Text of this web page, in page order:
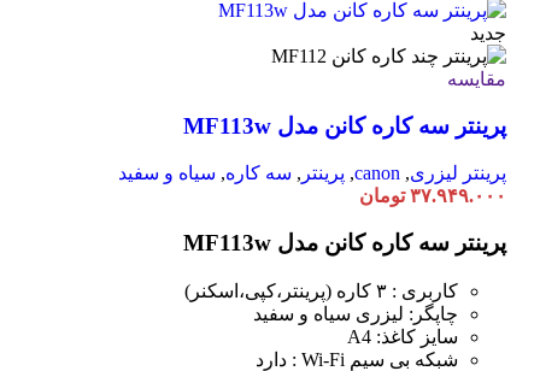
جدید
مقایسه
پرینتر سه کاره کانن مدل MF113w
پرینتر لیزری,
canon
, پرینتر , سه کاره, سیاه و سفید
۳۷.۹۴۹.۰۰۰ تومان
پرینتر سه کاره کانن مدل MF113w
کاربری : ۳ کاره (پرینتر،کپی،اسکنر)
چاپگر: لیزری سیاه و سفید
سایز کاغذ: A4
شبکه بی سیم Wi-Fi : دارد